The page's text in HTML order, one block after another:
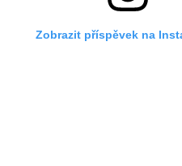
Zobrazit příspěvek na